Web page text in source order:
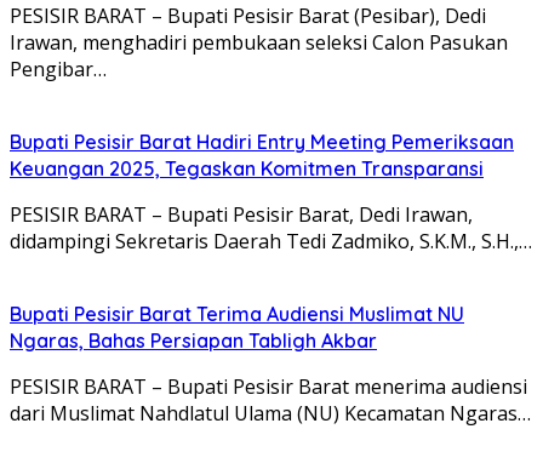
PESISIR BARAT – Bupati Pesisir Barat (Pesibar), Dedi
Irawan, menghadiri pembukaan seleksi Calon Pasukan
Pengibar…
Bupati Pesisir Barat Hadiri Entry Meeting Pemeriksaan
Keuangan 2025, Tegaskan Komitmen Transparansi
PESISIR BARAT – Bupati Pesisir Barat, Dedi Irawan,
didampingi Sekretaris Daerah Tedi Zadmiko, S.K.M., S.H.,…
Bupati Pesisir Barat Terima Audiensi Muslimat NU
Ngaras, Bahas Persiapan Tabligh Akbar
PESISIR BARAT – Bupati Pesisir Barat menerima audiensi
dari Muslimat Nahdlatul Ulama (NU) Kecamatan Ngaras…